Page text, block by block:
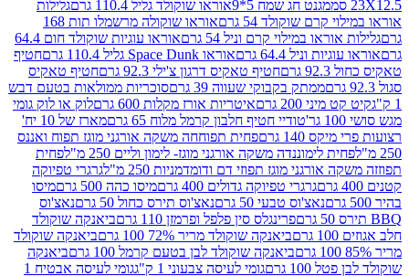
מגנט חג שמח 5*9
אוראו שוקולד גליל 110.4 גרם
גלילות
קרם שוקולד 54 גרם
אוראו שוקולה מרשמלו תות 168
במילוי קרם וניל 54 גרם
אוראו עוגיות שוקולד חום 64.4
וניל 64.4 גרם
אוראו Space Dunk גליל 110.4 גרם
חטיף
חטיף טאקיס דרגון צ'ילי 92.3 גרם
חטיף טאקיס
ממתק בקבוקי שעווה 39 גרם
סוכריות ממולאות בטעם דבש
200 גרם
איטריות אורז מקלות 600 גרם
לוק או לוק גומי
טודיי חטיף חלבון קרמל מלוח 65 גרם
מארז של 10 יח'
140 גרם
פחית תפוחחה משקה אורגני מוגז תפוח ואננס
לימוננדה משקה אורגני מוגז- לימון וליים 250 מ"ל
פחית
מוגז תפוזי דם ודומדמניות 250 מ"ל
גרגרי טפיוקה
גרגרי טפיוקה גדולים 400 גרם
מיסו כהה 500 גרם
מיסו
נאצ'וס טבעי 50 גרם
נאצ'וס תירס כחול 50 גרם
נאצ'וס
פרינגלס סין פלפל ופרמזן 110 גרם
ביאנקה שוקולד
ביאנקה שוקולד מריר 72% 100 גרם
ביאנקה שוקולד
ביאנקה שוקולד לבן בטעם קרמל 100 גרם
ביאנקה
גרם
גומי לעיסה צבעוני 1 ק"ג גומי לעיסה אבטיח 1